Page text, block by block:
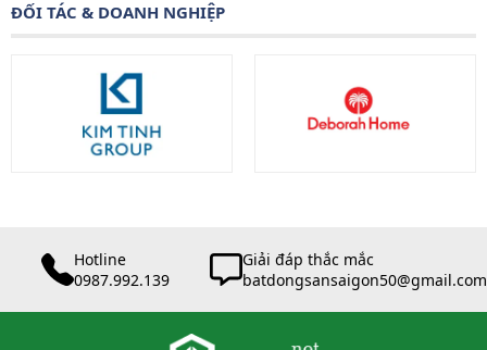
ĐỐI TÁC & DOANH NGHIỆP
Hotline
0987.992.139
Giải đáp thắc mắc
batdongsansaigon50@gmail.com